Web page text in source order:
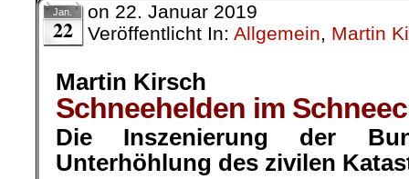
Jan.
22
on 22. Januar 2019
Veröffentlicht In: Allgemein, Martin
Martin Kirsch
Schneehelden im
Die Inszenierung der
Unterhöhlung des zivilen